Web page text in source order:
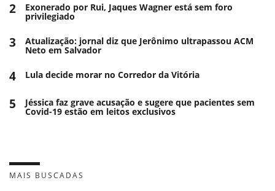
2 Exonerado por Rui, Jaques Wagner está sem foro
privilegiado
3 Atualização: jornal diz que Jerônimo ultrapassou ACM
Neto em Salvador
4 Lula decide morar no Corredor da Vitória
5 Jéssica faz grave acusação e sugere que pacientes sem
Covid-19 estão em leitos exclusivos
MAIS BUSCADAS